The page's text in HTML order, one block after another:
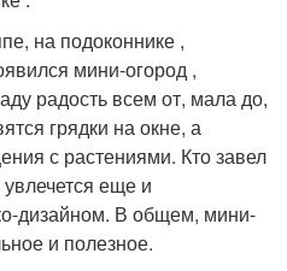
на подоконнике ,
мини-огород ,
радость всем от, мала до,
грядки на окне, а
с растениями. Кто завел
еще и
дизайном. В общем, мини-
и полезное.